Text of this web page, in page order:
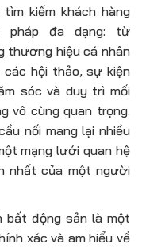
kiếm khách hàng
pháp đa dạng: từ
thương hiệu cá nhân
các hội thảo, sự kiện
sóc và duy trì mối
vô cùng quan trọng.
nối mang lại nhiều
mạng lưới quan hệ
nhất của một người
bất động sản là một
xác và am hiểu về